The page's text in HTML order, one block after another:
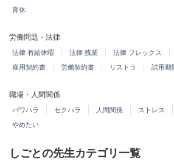
育休
労働問題・法律
法律 有給休暇 法律 残業 法律 フレックス
雇用契約書
労働契約書 リストラ 試用期
職場・人間関係
パワハラ セクハラ 人間関係 ストレス
やめたい
しごとの先生カテゴリ一覧